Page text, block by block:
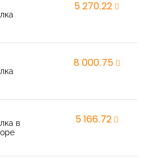
5 270,22
8 000,75
в
5 166,72